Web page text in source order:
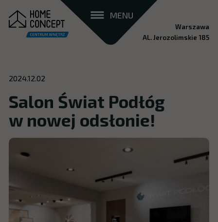
MENU
Warszawa
AL. Jerozolimskie 185
2024.12.02
Salon Świat Podłóg
w nowej odsłonie!